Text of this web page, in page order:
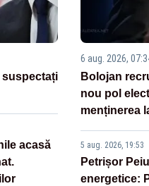
suspectați
acasă
6 aug. 2026,
Bolojan
nou pol
menținerea
5 aug. 2026, 19:53
Petrișor
energetice: